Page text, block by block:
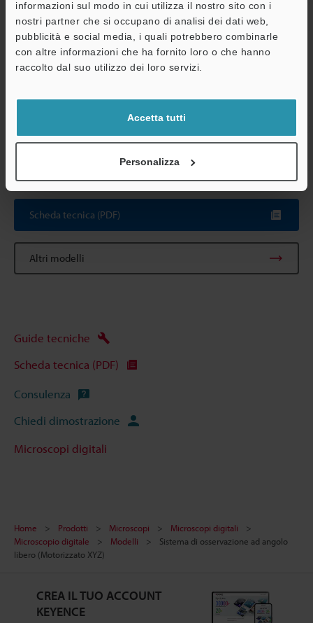
informazioni sul modo in cui utilizza il nostro sito con i
nostri partner che si occupano di analisi dei dati web,
pubblicità e social media, i quali potrebbero combinarle
con altre informazioni che ha fornito loro o che hanno
raccolto dal suo utilizzo dei loro servizi.
Accetta tutti
Personalizza
elettrica
alimentazione
Assorbimento
elettrico
60 VA
ambientale
ambiente
Scheda tecnica (PDF)
Altri modelli
Guide tecniche
Scheda tecnica (PDF)
Consulenza
Chiedi dimostrazione
Microscopi digitali
Home Prodotti Microscopi
Microscopi digitali
Microscopio digitale
Modelli
Sistema di osservazione ad angolo
libero (Motorizzato XYZ)
CREA IL TUO ACCOUNT
KEYENCE